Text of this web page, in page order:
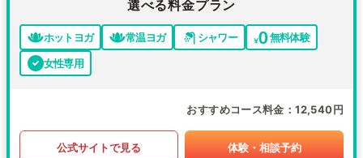
選べる料金プラン
ホットヨガ 常温ヨガ シャワー
無料体験
女性専用
おすすめコース料金 12,540円
公式サイトで見る 体験・相談予約